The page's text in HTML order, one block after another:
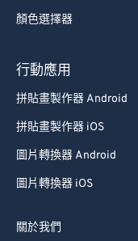
顏色選擇器
行動應用
拼貼畫製作器 Android
拼貼畫製作器 iOS
圖片轉換器 Android
圖片轉換器 iOS
關於我們